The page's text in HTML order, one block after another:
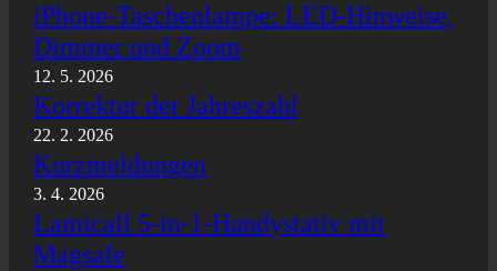
iPhone-Taschenlampe: LED-Hinweise,
Dimmer und Zoom
12. 5. 2026
Korrektur der Jahreszahl
22. 2. 2026
Kurzmeldungen
3. 4. 2026
Lamicall 5-in-1-Handystativ mit
Magsafe